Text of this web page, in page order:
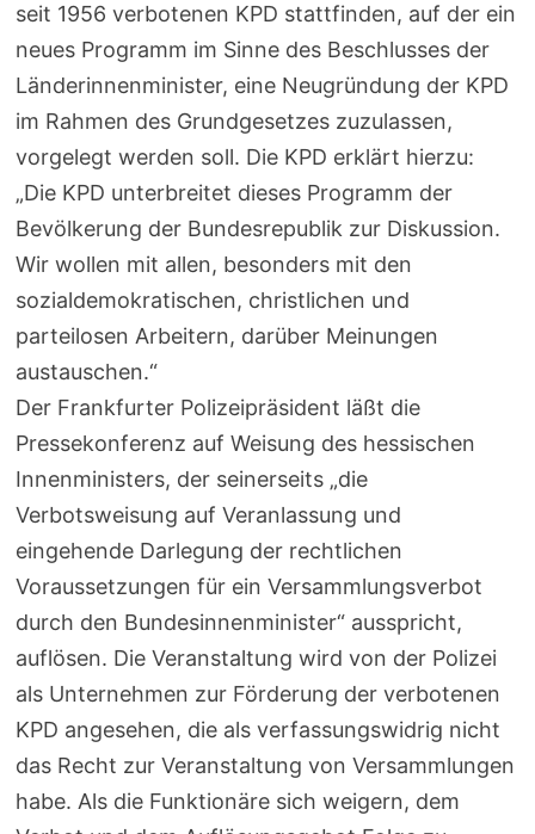
seit 1956 verbotenen KPD stattfinden, auf der ein
neues Programm im Sinne des Beschlusses der
Länderinnenminister, eine Neugründung der KPD
im Rahmen des Grundgesetzes zuzulassen,
vorgelegt werden soll. Die KPD erklärt hierzu:
„Die KPD unterbreitet dieses Programm der
Bevölkerung der Bundesrepublik zur Diskussion.
Wir wollen mit allen, besonders mit den
sozialdemokratischen, christlichen und
parteilosen Arbeitern, darüber Meinungen
austauschen.“
Der Frankfurter Polizeipräsident läßt die
Pressekonferenz auf Weisung des hessischen
Innenministers, der seinerseits „die
Verbotsweisung auf Veranlassung und
eingehende Darlegung der rechtlichen
Voraussetzungen für ein Versammlungs­verbot
durch den Bundesinnenminister“ ausspricht,
auflösen. Die Veranstaltung wird von der Polizei
als Unternehmen zur Förderung der verbotenen
KPD angesehen, die als verfassungswidrig nicht
das Recht zur Veranstaltung von Versammlungen
habe. Als die Funktionäre sich weigern, dem